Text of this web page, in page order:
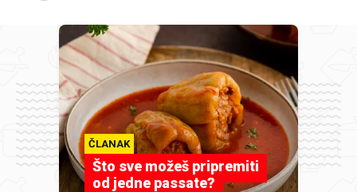
ČLANAK
Što sve možeš pripremiti
od jedne passate?